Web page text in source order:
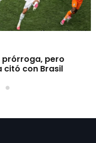
prórroga, pero
citó con Brasil